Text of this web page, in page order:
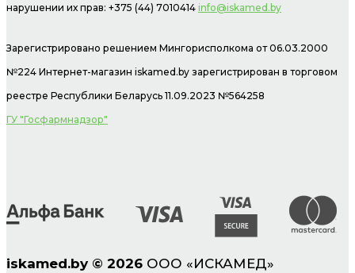
нарушении их прав: +375 (44) 7010414 info@iskamed.by
Зарегистрировано решением Мингорисполкома от 06.03.2000
№224 Интернет-магазин iskamed.by зарегистрирован в торговом
реестре Республики Беларусь 11.09.2023 №564258
ГУ "Госфармнадзор"
iskamed.by © 2026 ООО «ИСКАМЕД»